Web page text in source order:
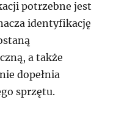
potrzebne jest
identyfikację
a także
dopełnia
sprzętu.